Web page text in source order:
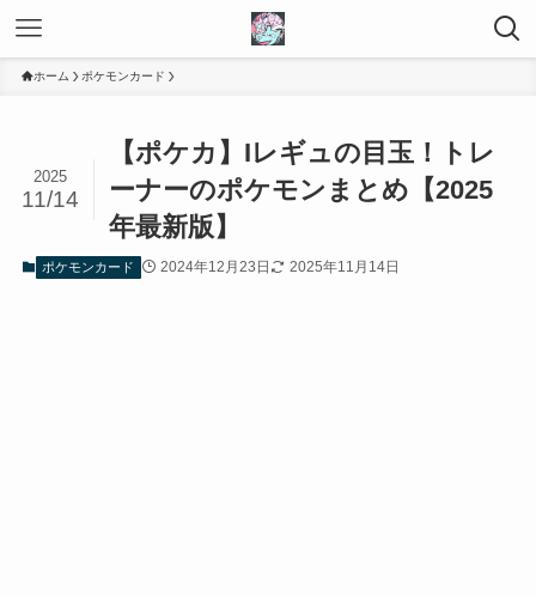
ホーム ポケモンカード
【ポケカ】Iレギュの目玉！トレ
ーナーのポケモンまとめ【2025
年最新版】
2025
11/14
ポケモンカード 2024年12月23日 2025年11月14日